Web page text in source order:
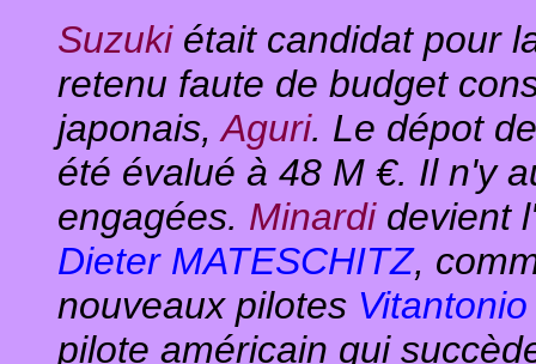
Suzuki était candidat pour
retenu faute de budget
japonais,Aguri. Le dépot
été évalué à 48 M €. Il n'y
engagées. Minardidevient l'
Dieter MATESCHITZ,
nouveaux pilotes Vitantonio
pilote américain qui